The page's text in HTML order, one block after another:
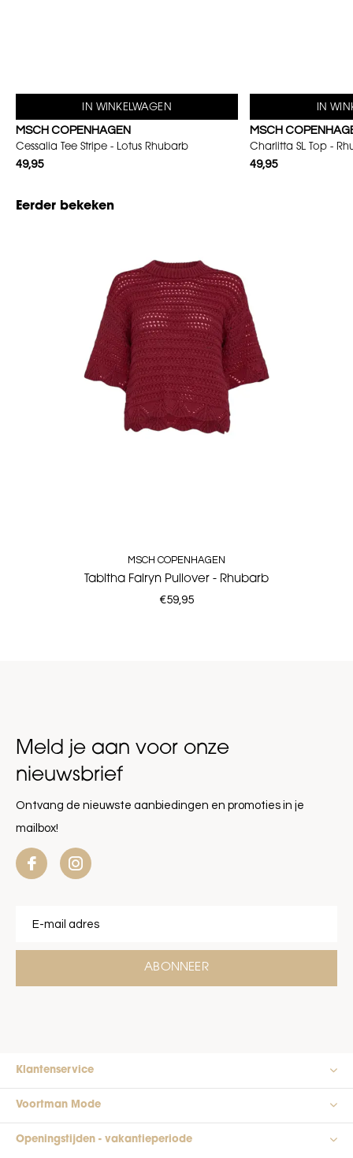
IN WINKELWAGEN
MSCH COPENHAGEN
Cessalia Tee Stripe - Lotus Rhubarb
49,95
IN
MSCH
Charlitta SL Top -
49,95
Eerder bekeken
MSCH COPENHAGEN
Tabitha Fairyn Pullover - Rhubarb
€59,95
Meld je aan voor onze
nieuwsbrief
Ontvang de nieuwste aanbiedingen en promoties in je
mailbox!
ABONNEER
Klantenservice
Voortman Mode
Openingstijden - vakantieperiode